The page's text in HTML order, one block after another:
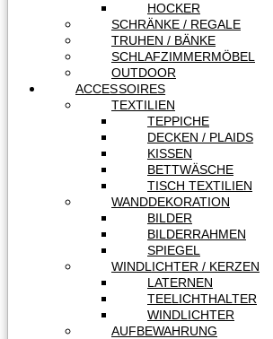
HOCKER
SCHRÄNKE / REGALE
TRUHEN / BÄNKE
SCHLAFZIMMERMÖBEL
OUTDOOR
ACCESSOIRES
TEXTILIEN
TEPPICHE
DECKEN / PLAIDS
KISSEN
BETTWÄSCHE
TISCH TEXTILIEN
WANDDEKORATION
BILDER
BILDERRAHMEN
SPIEGEL
WINDLICHTER / KERZEN
LATERNEN
TEELICHTHALTER
WINDLICHTER
AUFBEWAHRUNG